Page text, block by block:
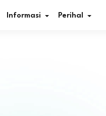
Informasi Perihal